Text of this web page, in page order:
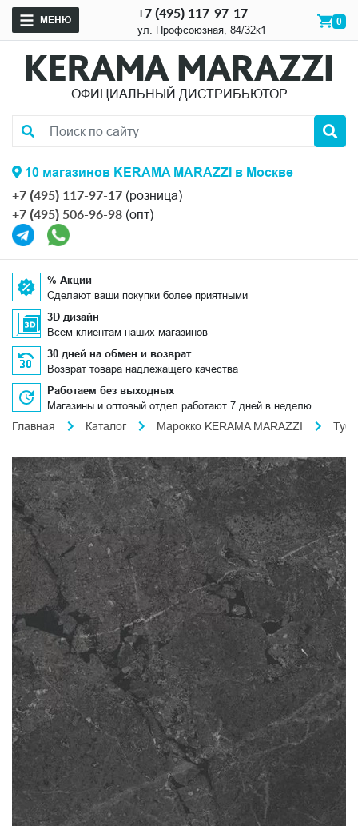
МЕНЮ +7 (495) 117-97-17
ул. Профсоюзная, 84/32к1
0
ОФИЦИАЛЬНЫЙ ДИСТРИБЬЮТОР
10 магазинов KERAMA MARAZZI в Москве
+7 (495) 117-97-17 (розница)
+7 (495) 506-96-98 (опт)
% Акции
Сделают ваши покупки более приятными
3D дизайн
Всем клиентам наших магазинов
30 дней на обмен и возврат
Возврат товара надлежащего качества
Работаем без выходных
Магазины и оптовый отдел работают 7 дней в неделю
Главная
Каталог Марокко KERAMA MARAZZI